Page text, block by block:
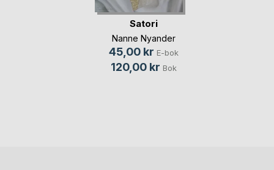
Satori
Nanne Nyander
45,00 kr E-bok
120,00 kr Bok